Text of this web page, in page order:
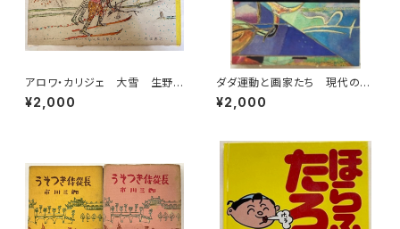
アロワ・カリジェ 大雪 生野
幸吉・訳 函 1965年 岩波
書店刊
¥2,000
ダダ運動と画家たち 現代の絵
画16 1973年 平凡社
¥2,000